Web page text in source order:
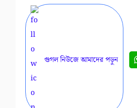
গুগল নিউজে আমাদের পড়ুন